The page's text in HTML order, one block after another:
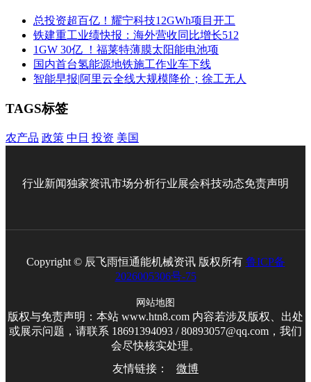
总投资超百亿！耀宁科技12GWh项目开工
铁建重工业绩快报：海外营收同比增长512
1GW 30亿 ！福莱特薄膜太阳能电池项
国内首台氢能源地铁施工作业车下线
智能早报|阿里云全线大规模降价；徐工无人
TAGS标签
农产品 政策 中日 投资 美国
行业新闻独家资讯市场分析行业展会科技动态免责声明
Copyright © 辰飞雨恒通能机械资讯 版权所有 鲁ICP备
2026005306号-75
网站地图
版权与免责声明：本站 www.htn8.com 内容若涉及版权、出处
或展示问题，请联系 18691394093 / 80893057@qq.com，我们
会尽快核实处理。
友情链接：
微博